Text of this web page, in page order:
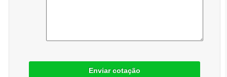
Enviar cotação